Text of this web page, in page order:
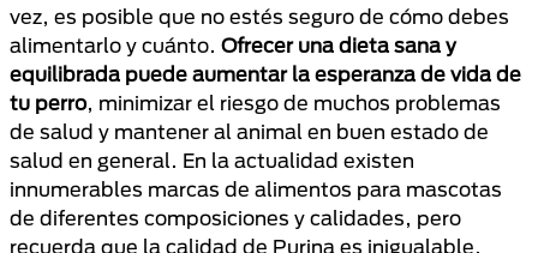
vez, es posible que no estés seguro de cómo debes
alimentarlo y cuánto. Ofrecer una dieta sana y
equilibrada puede aumentar la esperanza de vida de
tu perro, minimizar el riesgo de muchos problemas
de salud y mantener al animal en buen estado de
salud en general. En la actualidad existen
innumerables marcas de alimentos para mascotas
de diferentes composiciones y calidades, pero
recuerda que la calidad de Purina es inigualable.